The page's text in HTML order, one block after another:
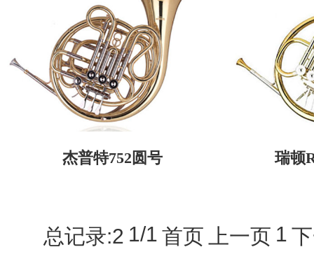
杰普特752圆号 瑞顿
总记录:2 1/1 首页 上一页 1